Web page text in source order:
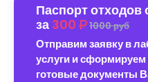
Паспорт отходов
за 300 1000 руб
Отправим заявку в
услуги и
готовые документы